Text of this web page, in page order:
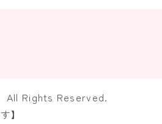
All Rights Reserved.
】